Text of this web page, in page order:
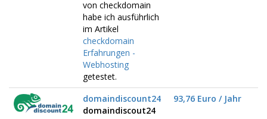
von checkdomain
habe ich ausführlich
im Artikel
checkdomain
Erfahrungen -
Webhosting
getestet.
domaindiscount24
domaindiscout24
93,76 Euro / Jahr